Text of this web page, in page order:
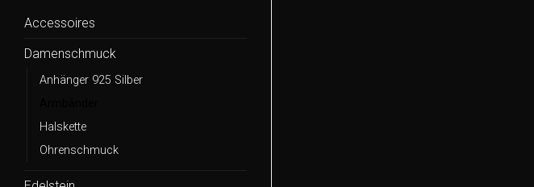
Accessoires
Damenschmuck
Anhänger 925 Silber
Halskette
Ohrenschmuck